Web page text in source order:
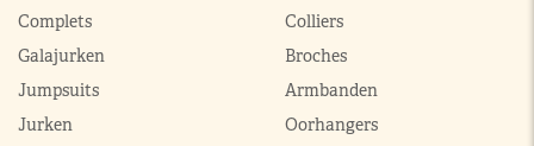
Complets
Galajurken
Jumpsuits
Jurken
Colliers
Broches
Armbanden
Oorhangers